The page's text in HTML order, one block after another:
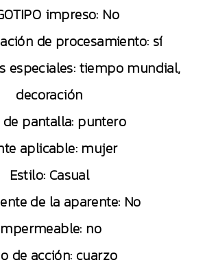
impreso: No
de procesamiento: sí
especiales: tiempo mundial,
decoración
pantalla: puntero
aplicable: mujer
Estilo: Casual
de la aparente: No
no
de acción: cuarzo